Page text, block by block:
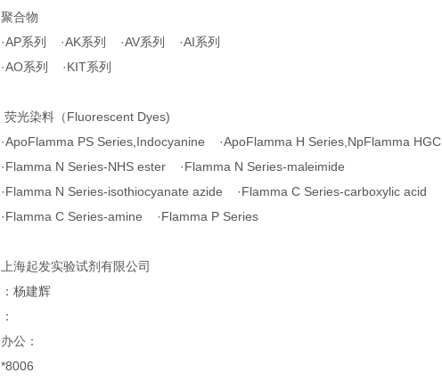
聚合物
·AP系列 ·AK系列 ·AV系列 ·AI系列
·AO系列 ·KIT系列
荧光染料（Fluorescent Dyes)
·ApoFlamma PS Series,Indocyanine ·ApoFlamma H Series,NpFlamma HGC
·Flamma N Series-NHS ester ·Flamma N Series-maleimide
·Flamma N Series-isothiocyanate azide ·Flamma C Series-carboxylic acid
·Flamma C Series-amine ·Flamma P Series
上海起发实验试剂有限公司
：杨建辉
：
办公：
*8006